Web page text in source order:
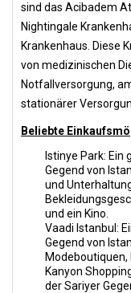
sind das Acibadem
Nightingale
Krankenhaus. Diese
von medizinischen
Notfallversorgung,
stationärer
Beliebte
Istinye Park:
Gegend von
und
und ein Kino.
Vaadi Istanbul:
Gegend von
Modeboutiquen,
Kanyon
der Sariyer